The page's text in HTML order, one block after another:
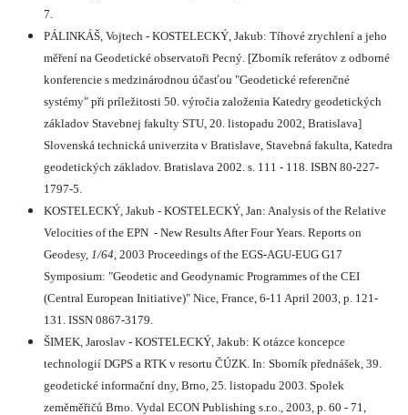
7.
PÁLINKÁŠ, Vojtech - KOSTELECKÝ, Jakub: Tíhové zrychlení a jeho
měření na Geodetické observatoři Pecný. [Zborník referátov z odborné
konferencie s medzinárodnou účasťou "Geodetické referenčné
systémy" při príležitosti 50. výročia založenia Katedry geodetických
základov Stavebnej fakulty STU, 20. listopadu 2002, Bratislava]
Slovenská technická univerzita v Bratislave, Stavebná fakulta, Katedra
geodetických základov. Bratislava 2002. s. 111 - 118. ISBN 80-227-
1797-5.
KOSTELECKÝ, Jakub - KOSTELECKÝ, Jan: Analysis of the Relative
Velocities of the EPN - New Results After Four Years. Reports on
Geodesy, 1/64, 2003 Proceedings of the EGS-AGU-EUG G17
Symposium: "Geodetic and Geodynamic Programmes of the CEI
(Central European Initiative)" Nice, France, 6-11 April 2003, p. 121-
131. ISSN 0867-3179.
ŠIMEK, Jaroslav - KOSTELECKÝ, Jakub: K otázce koncepce
technologií DGPS a RTK v resortu ČÚZK. In: Sborník přednášek, 39.
geodetické informační dny, Brno, 25. listopadu 2003. Spolek
zeměměřičů Brno. Vydal ECON Publishing s.r.o., 2003, p. 60 - 71,